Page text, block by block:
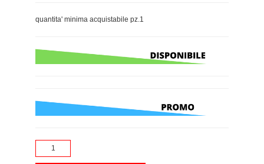
quantita' minima acquistabile pz.1